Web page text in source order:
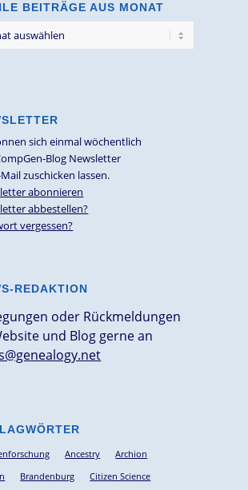
BEITRÄGE AUS MONAT
sich einmal wöchentlich
Blog Newsletter
zuschicken lassen.
abonnieren
abbestellen?
vergessen?
REDAKTION
oder Rückmeldungen
und Blog gerne an
Ancestry
Archion
Brandenburg
Citizen Science